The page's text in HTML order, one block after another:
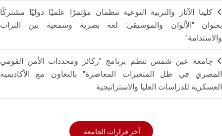
كليتا الآثار والتربية النوعية تنظمان مؤتمرًا علميًا دوليًا مشتركًا
بعنوان "الألوان والموسيقى: لغة بصرية وسمعية بين التراث
والاستدامة"
جامعة عين شمس تنظم برنامج "ركائز ومحددات الأمن القومي
المصري في ظل المتغيرات المعاصرة" بالتعاون مع الأكاديمية
العسكرية للدراسات العليا والاستراتيجية
أخر قرارات الجامعة